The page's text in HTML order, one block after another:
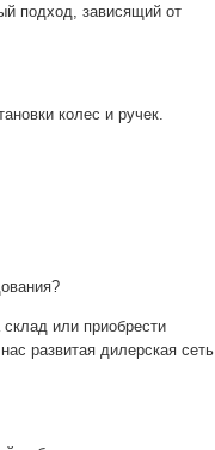
подход, зависящий от
колес и ручек.
или приобрести
развитая дилерская сеть